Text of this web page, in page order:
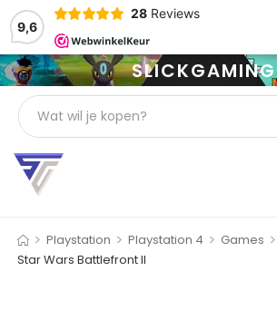
9,6
28 Reviews
SLICKGAMING
> Playstation > Playstation 4 > Games >
Star Wars Battlefront II